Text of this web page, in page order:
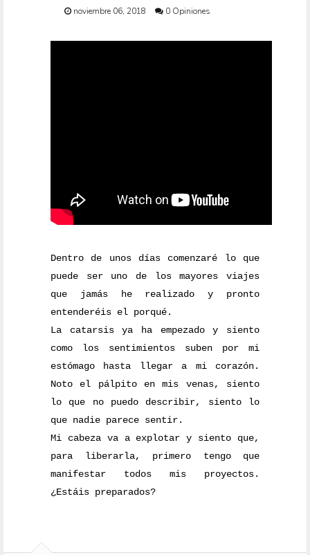
noviembre 06, 2018 0 Opiniones
Dentro de unos días comenzaré lo que
puede ser uno de los mayores viajes
que jamás he realizado y pronto
entenderéis el porqué.
La catarsis ya ha empezado y siento
como los sentimientos suben por mi
estómago hasta llegar a mi corazón.
Noto el pálpito en mis venas, siento
lo que no puedo describir, siento lo
que nadie parece sentir.
Mi cabeza va a explotar y siento que,
para liberarla, primero tengo que
manifestar todos mis proyectos.
¿Estáis preparados?